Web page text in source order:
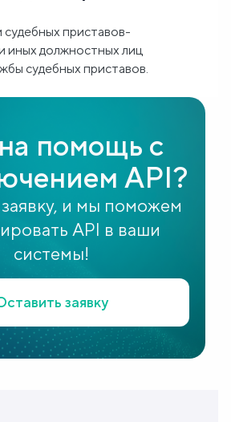
приставов-
иных должностных лиц
судебных приставов.
помощь с
API?
и мы поможем
API в ваши
системы!
заявку